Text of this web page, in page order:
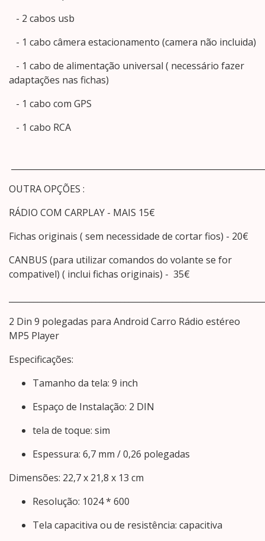
- 2 cabos usb
- 1 cabo câmera estacionamento (camera não incluida)
- 1 cabo de alimentação universal ( necessário fazer
adaptações nas fichas)
- 1 cabo com GPS
- 1 cabo RCA
OUTRA OPÇÕES :
RÁDIO COM CARPLAY - MAIS 15€
Fichas originais ( sem necessidade de cortar fios) - 20€
CANBUS (para utilizar comandos do volante se for
compativel) ( inclui fichas originais) - 35€
2 Din 9 polegadas para Android Carro Rádio estéreo
MP5 Player
Especificações:
Tamanho da tela: 9 inch
Espaço de Instalação: 2 DIN
tela de toque: sim
Espessura: 6,7 mm / 0,26 polegadas
Dimensões: 22,7 x 21,8 x 13 cm
Resolução: 1024 * 600
Tela capacitiva ou de resistência: capacitiva